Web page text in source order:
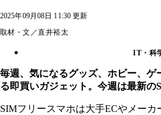
2025年09月08日 11:30 更新
取材・文／直井裕太
IT・科
毎週、気になるグッズ、ホビー、ゲ
る即買いガジェット。今週は最新の
SIMフリースマホは大手ECやメーカ